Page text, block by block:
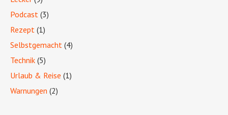
Podcast (3)
Rezept (1)
Selbstgemacht (4)
Technik (5)
Urlaub & Reise (1)
Warnungen (2)